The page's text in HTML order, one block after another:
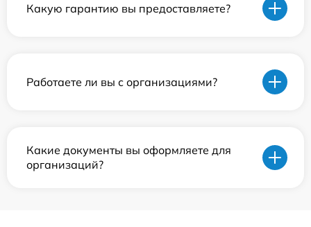
Какую гарантию вы предоставляете?
Работаете ли вы с организациями?
Какие документы вы оформляете для
организаций?